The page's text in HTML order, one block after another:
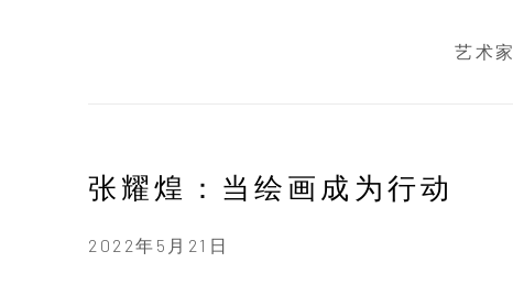
艺术家
张耀煌：当绘画成为行动
2022年5月21日